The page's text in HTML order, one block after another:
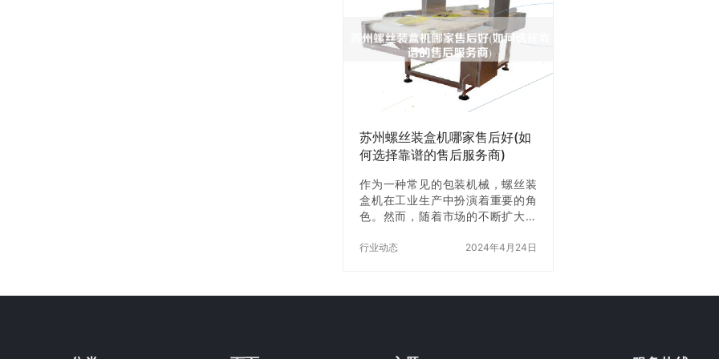
地完成包装任务，并且不会出现包
装不规范的情况，提高了包装质
量。 2.节约人力成本 自动打包机可
以代替人工包装，大大减少了人力
成本。在包装高峰期，自动打包机
可以24小时不间断工作，大大提高
了包装效率。 3.节约包装材料 自
苏州螺丝装盒机哪家售后好(如
何选择靠谱的售后服务商)
作为一种常见的包装机械，螺丝装
盒机在工业生产中扮演着重要的角
色。然而，随着市场的不断扩大，
消费者在选择时往往会陷入困境：
面为大家解答这个问题。 一、了解
行业动态 2024年4月24日